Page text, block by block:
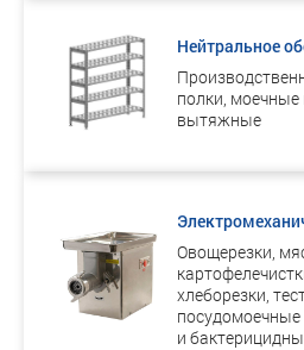
Нейтральное
полки,
вытяжные
Овощерезки,
хлеборезки,
и